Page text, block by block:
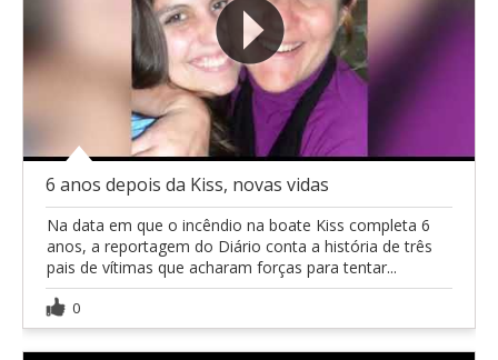
6 anos depois da Kiss, novas vidas
Na data em que o incêndio na boate Kiss completa 6
anos, a reportagem do Diário conta a história de três
pais de vítimas que acharam forças para tentar...
0